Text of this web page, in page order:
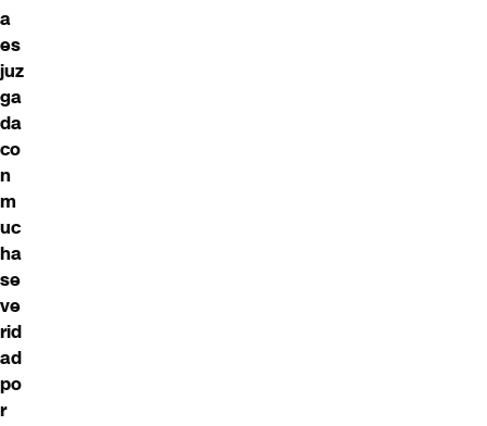
a
es
juz
ga
da
co
n
m
uc
ha
se
ve
rid
ad
po
r